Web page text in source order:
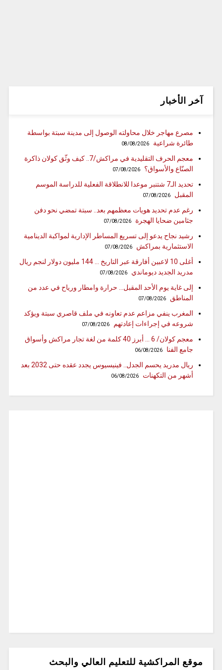
آخر الأخبار
مصرع مهاجر خلال محاولته الوصول إلى مدينة سبتة بواسطة
طائرة شراعية
08/08/2026
معجم الحرف التقليدية في مراكش/7.. كيف وثّق كولان ذاكرة
الصنّاع والأسواق؟
07/08/2026
تحديد الـ7 شتنبر موعدا للانطلاقة الفعلية للدراسة الموسم
المقبل
07/08/2026
رغم عدم تحديد هويات معظمهم بعد.. سبتة تمضي نحو دفن
جثامين ضحايا الهجرة
07/08/2026
رشيد نجاح يدعو إلى تسريع المساطر الإدارية لمواكبة الدينامية
الاستثمارية بمراكش
07/08/2026
أغلى 10 لاعبين أفارقة عبر التاريخ … 144 مليون دولار لنجم ريال
مدريد الجديد ديوماندي
07/08/2026
إلى غاية يوم الأحد المقبل… حرارة وامطار ورياح في عدد من
المناطق
07/08/2026
المغرب ينفي مزاعم عدم تعاونه في ملف قاصري سبتة ويؤكد
شروعه في إجراءات إعادتهم
07/08/2026
معجم كولان/ 6 … أبرز 40 كلمة من لغة تجار مراكش وأسواق
جامع الفنا
06/08/2026
ريال مدريد يحسم الجدل.. فينيسيوس يجدد عقده حتى 2032 بعد
أشهر من التكهنات
06/08/2026
موقع المراكشية للتعليم العالي والبحث